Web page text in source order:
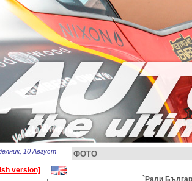
10 Август
version]
ФОТО
`Рали